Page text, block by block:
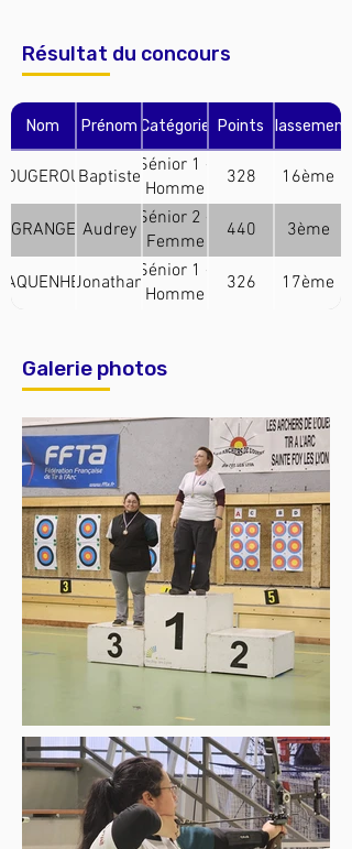
Résultat du concours
Nom Prénom Catégorie Points Classement
Baptiste
Sénior 1 -
Homme
(Arc
Classique)
328 16ème
GRANGE Audrey
Sénior 2 -
Femme
(Arc
Classique)
440 3ème
Jonathan
Sénior 1 -
Homme
326 17ème
Galerie photos